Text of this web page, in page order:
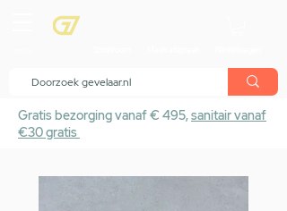
Gratis bezorging vanaf € 495,sanitair vanaf
€30 gratis